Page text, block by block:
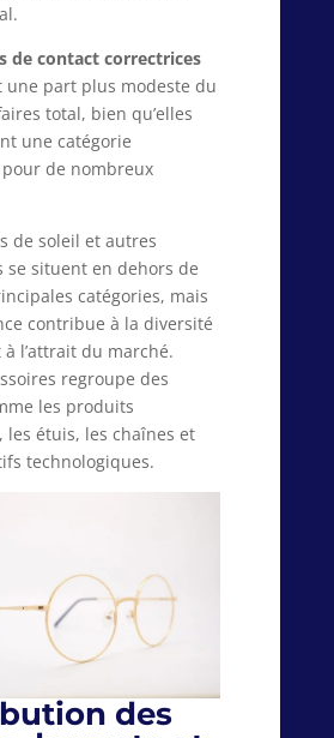
de contact correctrices
une part plus modeste du
total, bien qu’elles
une catégorie
de nombreux
de soleil et autres
se situent en dehors de
catégories, mais
contribue à la diversité
à l’attrait du marché.
regroupe des
les produits
les étuis, les chaînes et
technologiques.
des